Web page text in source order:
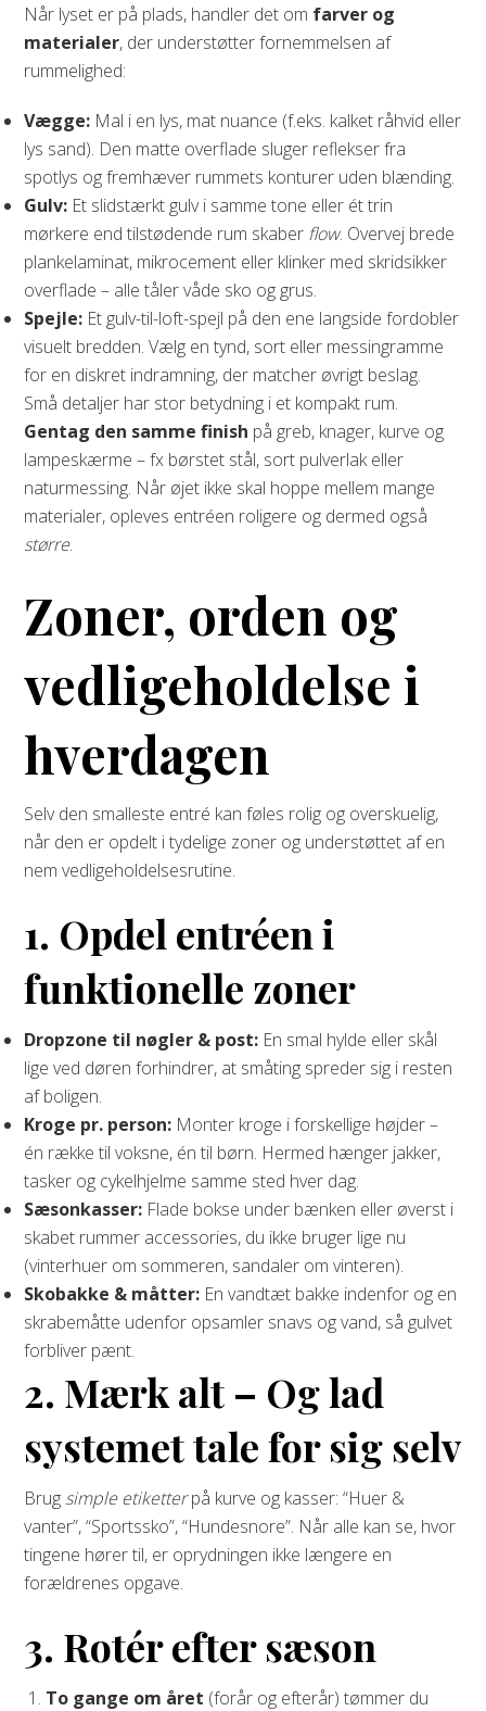
Når lyset er på plads, handler det om farver og
materialer, der understøtter fornemmelsen af
rummelighed:
Vægge: Mal i en lys, mat nuance (f.eks. kalket råhvid eller
lys sand). Den matte overflade sluger reflekser fra
spotlys og fremhæver rummets konturer uden blænding.
Gulv: Et slidstærkt gulv i samme tone eller ét trin
mørkere end tilstødende rum skaber flow. Overvej brede
plankelaminat, mikrocement eller klinker med skridsikker
overflade – alle tåler våde sko og grus.
Spejle: Et gulv-til-loft-spejl på den ene langside fordobler
visuelt bredden. Vælg en tynd, sort eller messingramme
for en diskret indramning, der matcher øvrigt beslag.
Små detaljer har stor betydning i et kompakt rum.
Gentag den samme finish på greb, knager, kurve og
lampeskærme – fx børstet stål, sort pulverlak eller
naturmessing. Når øjet ikke skal hoppe mellem mange
materialer, opleves entréen roligere og dermed også
større.
Zoner, orden og
vedligeholdelse i
hverdagen
Selv den smalleste entré kan føles rolig og overskuelig,
når den er opdelt i tydelige zoner og understøttet af en
nem vedligeholdelses­rutine.
1. Opdel entréen i
funktionelle zoner
Dropzone til nøgler & post: En smal hylde eller skål
lige ved døren forhindrer, at småting spreder sig i resten
af boligen.
Kroge pr. person: Monter kroge i forskellige højder –
én række til voksne, én til børn. Hermed hænger jakker,
tasker og cykelhjelme samme sted hver dag.
Sæsonkasser: Flade bokse under bænken eller øverst i
skabet rummer accessories, du ikke bruger lige nu
(vinterhuer om sommeren, sandaler om vinteren).
Skobakke & måtter: En vandtæt bakke indenfor og en
skrabemåtte udenfor opsamler snavs og vand, så gulvet
forbliver pænt.
2. Mærk alt – Og lad
systemet tale for sig selv
Brug simple etiketterpå kurve og kasser: “Huer &
vanter”, “Sportssko”, “Hundesnore”. Når alle kan se, hvor
tingene hører til, er oprydningen ikke længere en
forældrenes opgave.
3. Rotér efter sæson
To gange om året (forår og efterår) tømmer du